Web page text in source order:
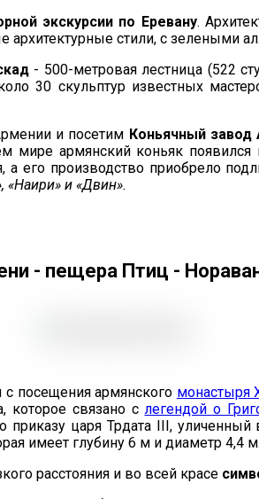
экскурсии по Еревану.
архитектурные стили, с зелеными
- 500-метровая лестница (522
30 скульптур известных
и посетим Коньячный завод
мире армянский коньяк
а его производство приобрело
«Наири» и «Двин».
- пещера Птиц -
с посещения армянского монастыря
которое связано слегендой о
царя Трдата III,
имеет глубину 6 м и диаметр 4,4 м.
расстояния и во всей красе